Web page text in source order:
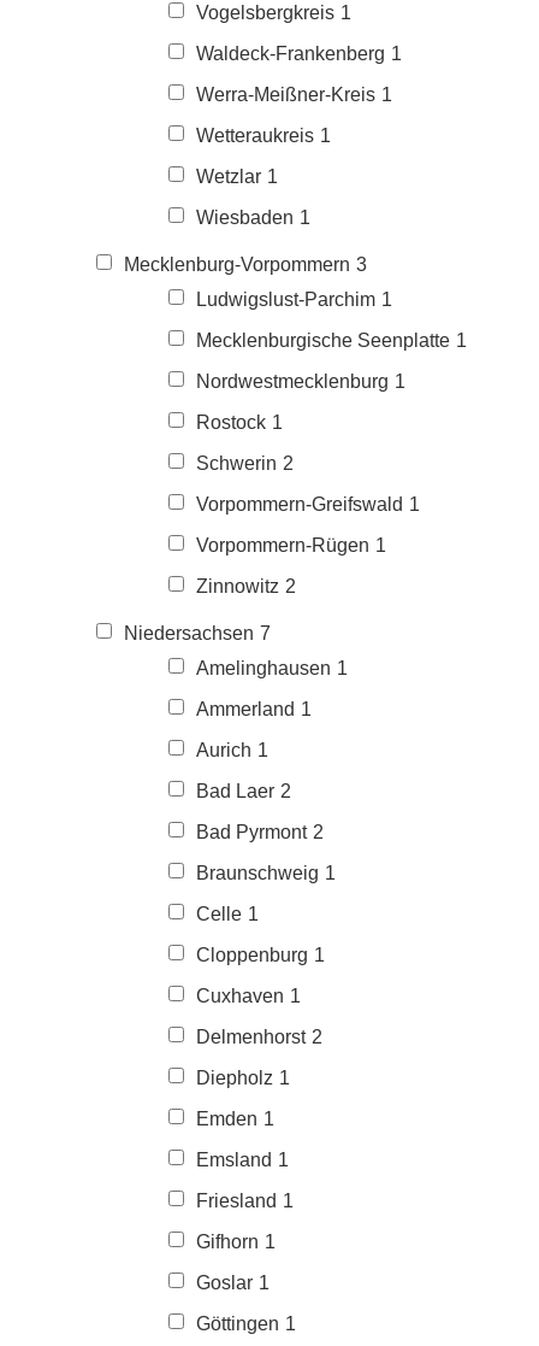
Vogelsbergkreis 1
Waldeck-Frankenberg 1
Werra-Meißner-Kreis 1
Wetteraukreis 1
Wetzlar 1
Wiesbaden 1
Mecklenburg-Vorpommern 3
Ludwigslust-Parchim 1
Mecklenburgische Seenplatte 1
Nordwestmecklenburg 1
Rostock 1
Schwerin 2
Vorpommern-Greifswald 1
Vorpommern-Rügen 1
Zinnowitz 2
Niedersachsen 7
Amelinghausen 1
Ammerland 1
Aurich 1
Bad Laer 2
Bad Pyrmont 2
Braunschweig 1
Celle 1
Cloppenburg 1
Cuxhaven 1
Delmenhorst 2
Diepholz 1
Emden 1
Emsland 1
Friesland 1
Gifhorn 1
Goslar 1
Göttingen 1